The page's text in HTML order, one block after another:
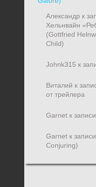
Александр к
Хельнвайн
(Gottfried
Child)
Johnk315 к
Виталий к
от трейлера
Garnet к
Garnet к
Conjuring)